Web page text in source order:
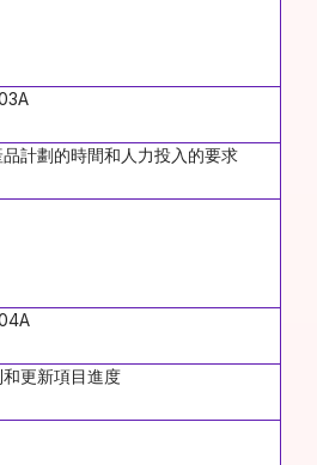
計劃的時間和人力投入的要求
更新項目進度